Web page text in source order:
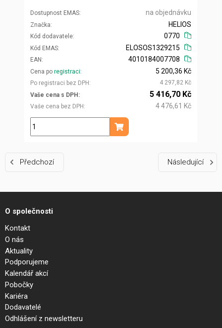
Dostupnost EMAS na objednávku
Značka
Kód dodavatele
HELIOS
0770
Kód EMAS
EAN
ELOSOS1329215
4010184007708
Cena po registraci
Po registraci bez DPH
5 200,36 Kč
4 297,82 Kč
Vaše cena s DPH
Vaše cena bez DPH
5 416,70 Kč
4 476,61 Kč
ks
Přidat do košíku
Předchozí Následující
O společnosti
Kontakt
O nás
Aktuality
Podporujeme
Kalendář akcí
Pobočky
Kariéra
Dodavatelé
Odhlášení z newsletteru